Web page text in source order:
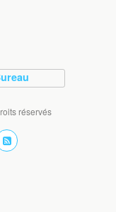
réservés